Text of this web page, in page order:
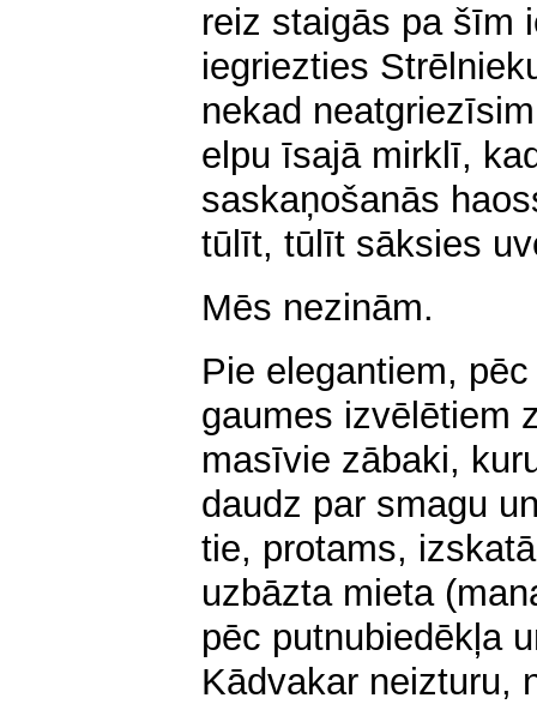
reiz staigās pa šīm
iegriezties
nekad
elpu īsajā mirklī,
saskaņošanās
tūlīt, tūlīt sāksies
Mēs nezinām.
Pie elegantiem,
gaumes izvēlētiem
masīvie zābaki,
daudz par smagu
tie, protams,
uzbāzta mieta
pēc putnubiedēkļa
Kādvakar neizturu,